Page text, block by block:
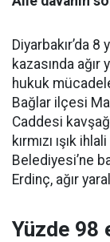
Diyarbakır’da
kazasında ağır
hukuk
Bağlar ilçesi
Caddesi
kırmızı ışık
Belediyesi’ne
Erdinç, ağır
Yüzde 98